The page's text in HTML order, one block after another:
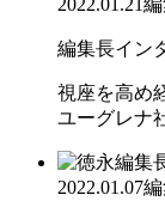
編集長イン
視座を高め
ユーグレナ
2022.01.07編